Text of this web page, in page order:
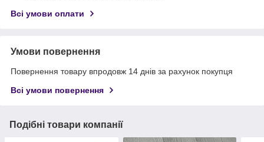
Всі умови оплати
Умови повернення
Повернення товару впродовж 14 днів за рахунок покупця
Всі умови повернення
Подібні товари компанії